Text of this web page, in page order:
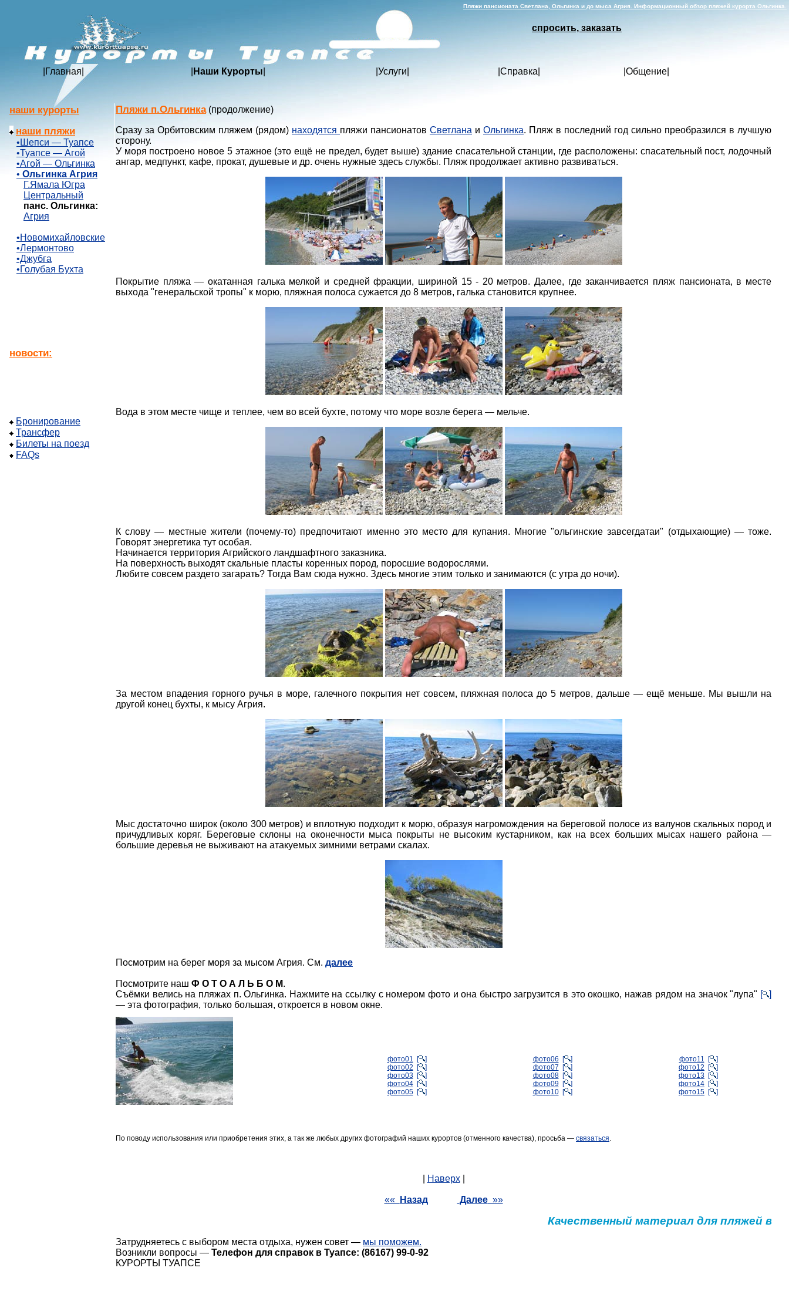
Пляжи пансионата Светлана, Ольгинка и до мыса Агрия. Информационный обзор пляжей курорта Ольгинка.
спросить, заказать
Главная Наши Курорты Услуги Справка Общение|
наши курорты
наши пляжи
•Шепси — Туапсе
•Туапсе — Агой
•Агой — Ольгинка
• Ольгинка Агрия
Г.Ямала Югра
Центральный
панс. Ольгинка:
Агрия
•Новомихайловские
•Лермонтово
•Джубга
•Голубая Бухта
новости:
Бронирование
Трансфер
Билеты на поезд
FAQs
Пляжи п.Ольгинка(продолжение)
Сразу за Орбитовским пляжем (рядом) находятся пляжи пансионатов Светлана и Ольгинка. Пляж в последний год сильно преобразился в лучшую
сторону.
У моря построено новое 5 этажное (это ещё не предел, будет выше) здание спасательной станции, где расположены: спасательный пост, лодочный
ангар, медпункт, кафе, прокат, душевые и др. очень нужные здесь службы. Пляж продолжает активно развиваться.
Покрытие пляжа — окатанная галька мелкой и средней фракции, шириной 15 - 20 метров. Далее, где заканчивается пляж пансионата, в месте
выхода "генеральской тропы" к морю, пляжная полоса сужается до 8 метров, галька становится крупнее.
Вода в этом месте чище и теплее, чем во всей бухте, потому что море возле берега — мельче.
К слову — местные жители (почему-то) предпочитают именно это место для купания. Многие "ольгинские завсегдатаи" (отдыхающие) — тоже.
Говорят энергетика тут особая.
Начинается территория Агрийского ландшафтного заказника.
На поверхность выходят скальные пласты коренных пород, поросшие водорослями.
Любите совсем раздето загарать? Тогда Вам сюда нужно. Здесь многие этим только и занимаются (с утра до ночи).
За местом впадения горного ручья в море, галечного покрытия нет совсем, пляжная полоса до 5 метров, дальше — ещё меньше. Мы вышли на
другой конец бухты, к мысу Агрия.
Мыс достаточно широк (около 300 метров) и вплотную подходит к морю, образуя нагромождения на береговой полосе из валунов скальных пород и
причудливых коряг. Береговые склоны на оконечности мыса покрыты не высоким кустарником, как на всех больших мысах нашего района —
большие деревья не выживают на атакуемых зимними ветрами скалах.
Посмотрим на берег моря за мысом Агрия. См. далее
Посмотрите наш Ф О Т О А Л Ь Б О М.
Съёмки велись на пляжах п. Ольгинка. Нажмите на ссылку с номером фото и она быстро загрузится в это окошко, нажав рядом на значок "лупа" [
]
— эта фотография, только большая, откроется в новом окне.
фото01 [
]
фото02 [
]
фото03 [
]
фото04 [
]
фото05 [ ]
фото06 [
]
фото07 [
]
фото08 [
]
фото09 [
]
фото10 [ ]
фото11 [
]
фото12 [
]
фото13 [
]
фото14 [
]
фото15 [ ]
По поводу использования или приобретения этих, а так же любых других фотографий наших курортов (отменного качества), просьба — связаться.
Наверх|
«« Назад Далее»»
Качественный материал для пляжей
Затрудняетесь с выбором места отдыха, нужен совет — мы поможем.
Возникли вопросы — Телефон для справок в Туапсе: (86167) 99-0-92
КУРОРТЫ ТУАПСЕ